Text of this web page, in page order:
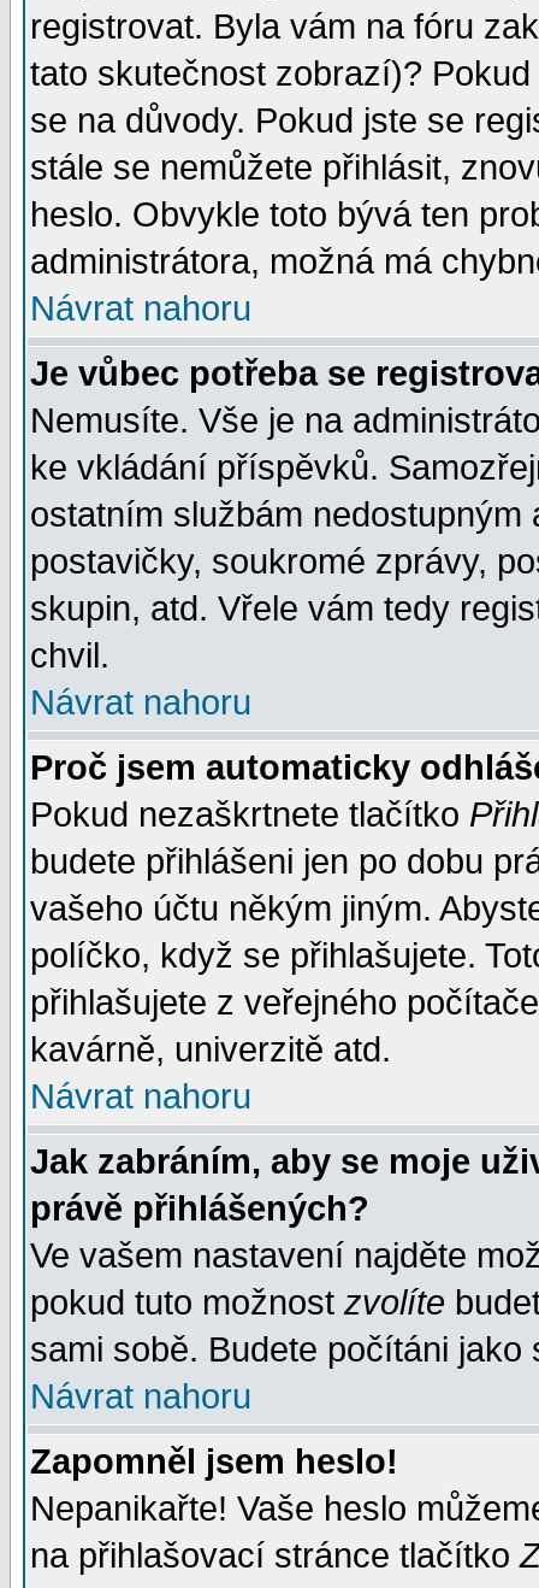
registrovat. Byla vám na fóru
tato skutečnost zobrazí)?
se na důvody. Pokud jste se
stále se nemůžete přihlásit,
heslo. Obvykle toto bývá ten
administrátora, možná má
Návrat nahoru
Je vůbec potřeba se
Nemusíte. Vše je na
ke vkládání příspěvků.
ostatním službám
postavičky, soukromé zprávy,
skupin, atd. Vřele vám tedy
chvil.
Návrat nahoru
Proč jsem automaticky
Pokud nezaškrtnete tlačítko
budete přihlášeni jen po dobu
vašeho účtu někým jiným.
políčko, když se přihlašujete.
přihlašujete z veřejného
kavárně, univerzitě atd.
Návrat nahoru
Jak zabráním, aby se moje
právě přihlášených?
Ve vašem nastavení najděte
pokud tuto možnost zvolíte
sami sobě. Budete počítáni jako
Návrat nahoru
Zapomněl jsem heslo!
Nepanikařte! Vaše heslo
na přihlašovací stránce tlačítko